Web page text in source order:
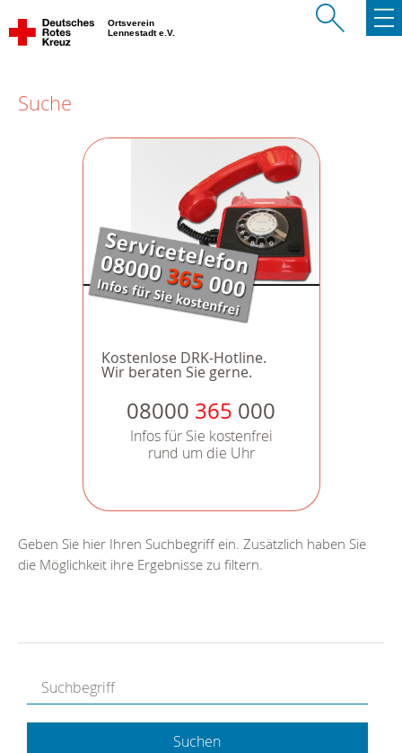
Ortsverein
Lennestadt e.V.
Suche
Kostenlose DRK-Hotline.
Wir beraten Sie gerne.
08000 365 000
Infos für Sie kostenfrei
rund um die Uhr
Geben Sie hier Ihren Suchbegriff ein. Zusätzlich haben Sie
die Möglichkeit ihre Ergebnisse zu filtern.
Suchen